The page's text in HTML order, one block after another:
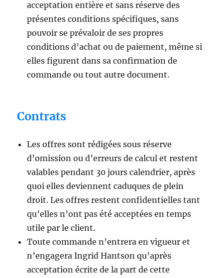
acceptation entière et sans réserve des
présentes conditions spécifiques, sans
pouvoir se prévaloir de ses propres
conditions d’achat ou de paiement, même si
elles figurent dans sa confirmation de
commande ou tout autre document.
Contrats
Les offres sont rédigées sous réserve
d’omission ou d’erreurs de calcul et restent
valables pendant 30 jours calendrier, après
quoi elles deviennent caduques de plein
droit. Les offres restent confidentielles tant
qu’elles n’ont pas été acceptées en temps
utile par le client.
Toute commande n’entrera en vigueur et
n’engagera Ingrid Hantson qu’après
acceptation écrite de la part de cette